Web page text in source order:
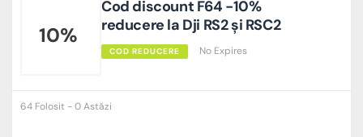
10%
Cod discount F64 -10%
reducere la Dji RS2 și RSC2
COD REDUCERE No Expires
64 Folosit - 0 Astăzi